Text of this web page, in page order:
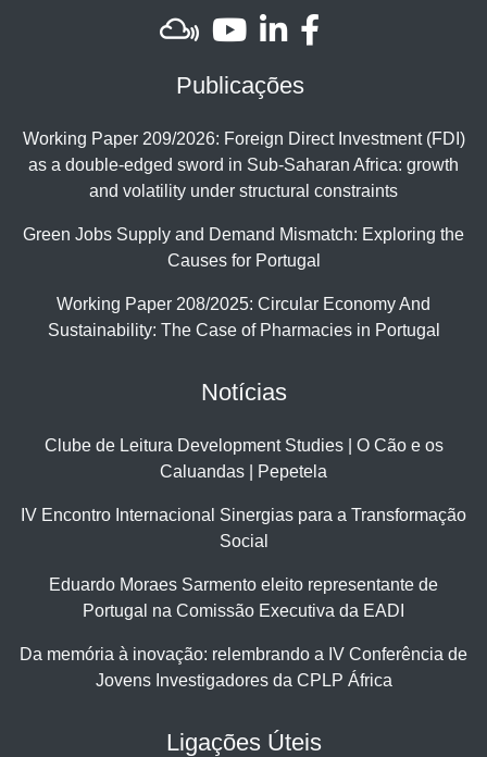
Publicações
Working Paper 209/2026: Foreign Direct Investment (FDI)
as a double-edged sword in Sub-Saharan Africa: growth
and volatility under structural constraints
Green Jobs Supply and Demand Mismatch: Exploring the
Causes for Portugal
Working Paper 208/2025: Circular Economy And
Sustainability: The Case of Pharmacies in Portugal
Notícias
Clube de Leitura Development Studies | O Cão e os
Caluandas | Pepetela
IV Encontro Internacional Sinergias para a Transformação
Social
Eduardo Moraes Sarmento eleito representante de
Portugal na Comissão Executiva da EADI
Da memória à inovação: relembrando a IV Conferência de
Jovens Investigadores da CPLP África
Ligações Úteis